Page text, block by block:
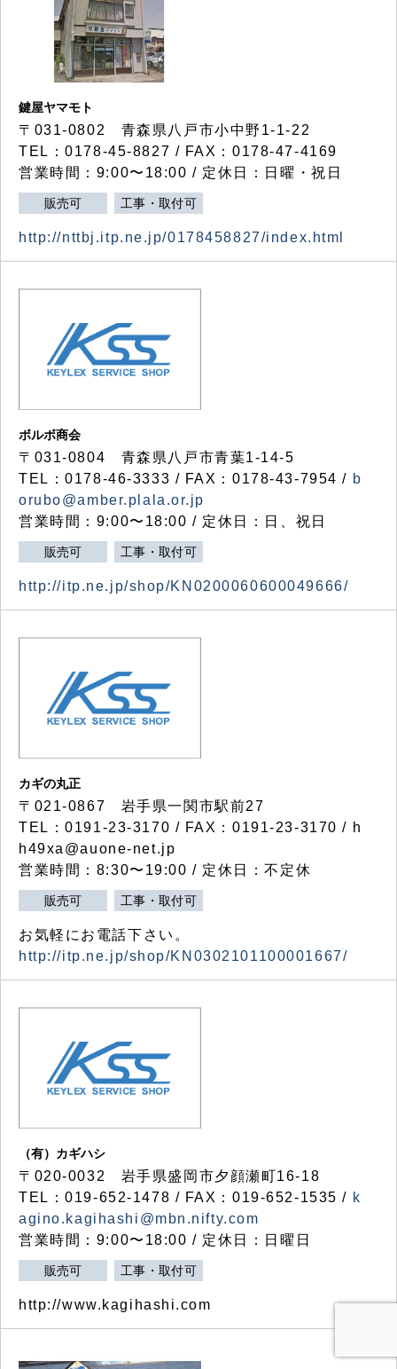
鍵屋ヤマモト
〒031-0802 青森県八戸市小中野1-1-22
TEL：0178-45-8827 / FAX：0178-47-4169
営業時間：9:00〜18:00 / 定休日：日曜・祝日
販売可 工事・取付可
http://nttbj.itp.ne.jp/0178458827/index.html
ボルボ商会
〒031-0804 青森県八戸市青葉1-14-5
TEL：0178-46-3333 / FAX：0178-43-7954 / b
orubo@amber.plala.or.jp
営業時間：9:00〜18:00 / 定休日：日、祝日
販売可 工事・取付可
http://itp.ne.jp/shop/KN0200060600049666/
カギの丸正
〒021-0867 岩手県一関市駅前27
TEL：0191-23-3170 / FAX：0191-23-3170 / h
h49xa@auone-net.jp
営業時間：8:30〜19:00 / 定休日：不定休
販売可 工事・取付可
お気軽にお電話下さい。
http://itp.ne.jp/shop/KN0302101100001667/
（有）カギハシ
〒020-0032 岩手県盛岡市夕顔瀬町16-18
TEL：019-652-1478 / FAX：019-652-1535 / k
agino.kagihashi@mbn.nifty.com
営業時間：9:00〜18:00 / 定休日：日曜日
販売可 工事・取付可
http://www.kagihashi.com